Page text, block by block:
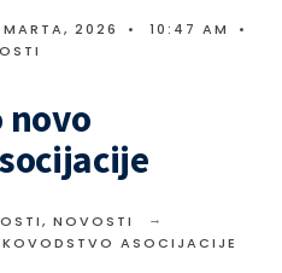
2026 • 10:47 AM
•
novo
, NOVOSTI
ASOCIJACIJE